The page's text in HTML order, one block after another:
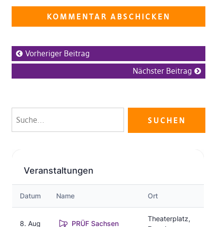
Vorheriger Beitrag
Nächster Beitrag